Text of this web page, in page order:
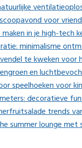
voor
in je high-tech
minimalisme
te kweken voor
en
speelhoeken voor
decoratieve
trends
summer lounge